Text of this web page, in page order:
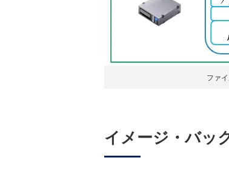
ファ
イメージ・バッ